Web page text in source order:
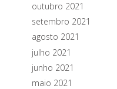
outubro 2021
setembro 2021
agosto 2021
julho 2021
junho 2021
maio 2021